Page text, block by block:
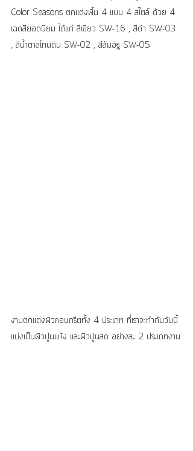
Color Seasons ตกแต่งพื้น 4 แบบ 4 สไตล์ ด้วย 4
เฉดสียอดนิยม ได้แก่ สีเขียว SW-16 , สีดำ SW-03
, สีน้ำตาลโทนดิน SW-02 , สีส้มอิฐ SW-05
งานตกแต่งผิวคอนกรีตทั้ง 4 ประเภท ที่เราจะทำกันวันนี้
แบ่งเป็นผิวปูนแห้ง และผิวปูนสด อย่างละ 2 ประเภทงาน